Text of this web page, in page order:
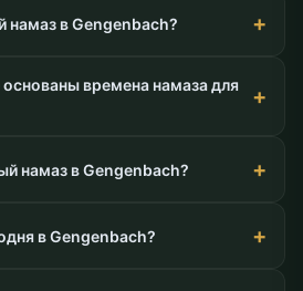
намаз в Gengenbach?
времена намаза для
намаз в Gengenbach?
в Gengenbach?